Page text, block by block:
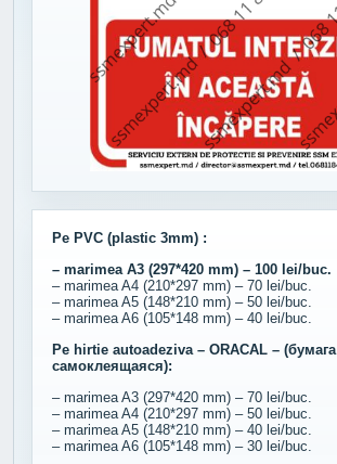
Pe PVC (plastic 3mm) :
– marimea A3 (297*420 mm) – 100 lei/buc.
– marimea A4 (210*297 mm) – 70 lei/buc.
– marimea A5 (148*210 mm) – 50 lei/buc.
– marimea A6 (105*148 mm) – 40 lei/buc.
Pe hirtie autoadeziva – ORACAL – (бумага
самоклеящаяся):
– marimea A3 (297*420 mm) – 70 lei/buc.
– marimea A4 (210*297 mm) – 50 lei/buc.
– marimea A5 (148*210 mm) – 40 lei/buc.
– marimea A6 (105*148 mm) – 30 lei/buc.